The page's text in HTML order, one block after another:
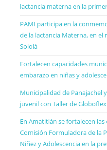
lactancia materna en la
PAMI participa en la
de la lactancia Materna, en el
Sololá
Fortalecen capacidades
embarazo en niñas y
Municipalidad de Panajachel
juvenil con Taller de
En Amatitlán se fortalecen
Comisión Formuladora de la
Niñez y Adolescencia en la